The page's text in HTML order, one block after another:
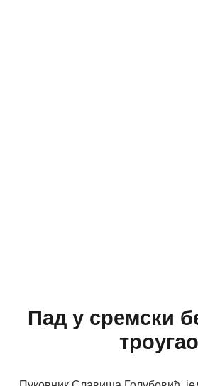
Пад у сремски
троугао